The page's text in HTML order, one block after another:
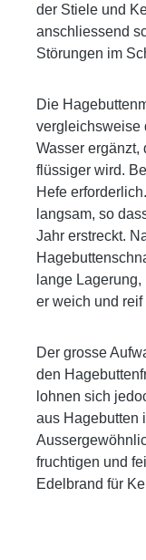
der Stiele und
anschliessend
Störungen im
Die
vergleichsweise
Wasser ergänzt,
flüssiger wird.
Hefe
langsam, so
Jahr erstreckt.
lange
er weich und reif
Der grosse
den
lohnen sich
aus Hagebutten
fruchtigen und
Edelbrand für